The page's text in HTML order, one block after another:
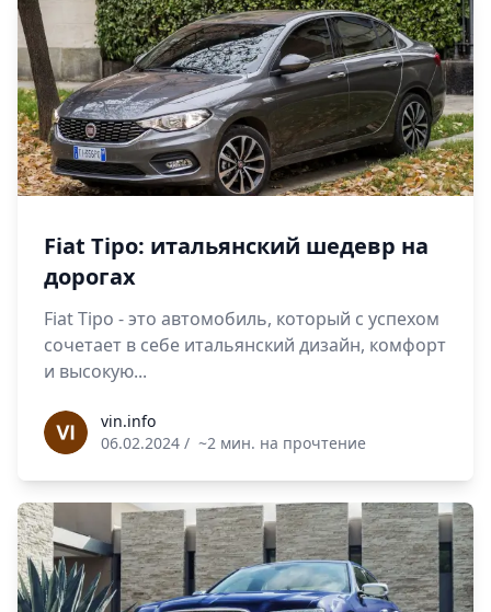
Fiat Tipo: итальянский шедевр на
дорогах
Fiat Tipo - это автомобиль, который с успехом
сочетает в себе итальянский дизайн, комфорт
и высокую...
vin.infovin.info
06.02.2024 / ~2 мин. на прочтение